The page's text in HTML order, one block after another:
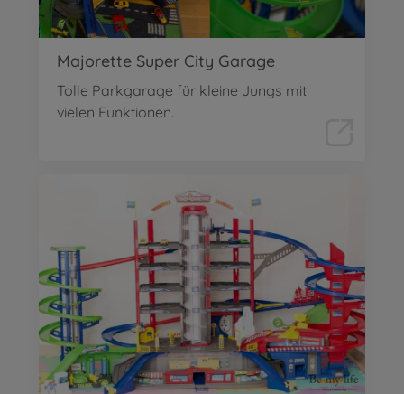
Majorette Super City Garage
Tolle Parkgarage für kleine Jungs mit
vielen Funktionen.